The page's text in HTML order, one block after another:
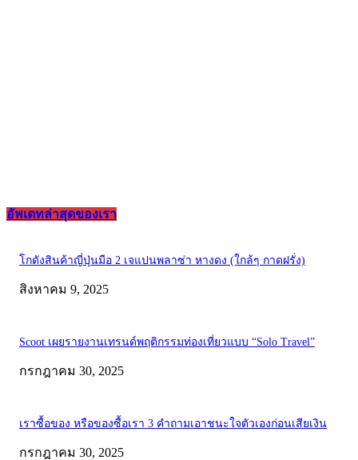
อัพเดทล่าสุดของเรา
โกดังสินค้าญี่ปุ่นมือ 2 เจแปนพลาซ่า หางดง (ใกล้ๆ กาดฝรั่ง)
สิงหาคม 9, 2025
Scoot เผยรายงานเทรนด์พฤติกรรมท่องเที่ยวแบบ “Solo Travel”
กรกฎาคม 30, 2025
เราซื้อของ หรือของซื้อเรา 3 คำถามเอาชนะใจตัวเองก่อนเสียเงิน
กรกฎาคม 30, 2025